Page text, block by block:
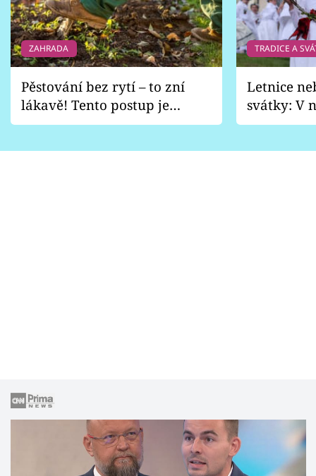
ZAHRADA
Pěstování bez rytí – to zní
lákavě! Tento postup je
vhodný jen pro některé
TRADICE A
Letnice
svátky: V
pondělí